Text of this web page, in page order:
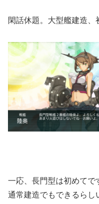
閑話休題。大型艦建造、
一応、長門型は初めてで
通常建造でもできるらし